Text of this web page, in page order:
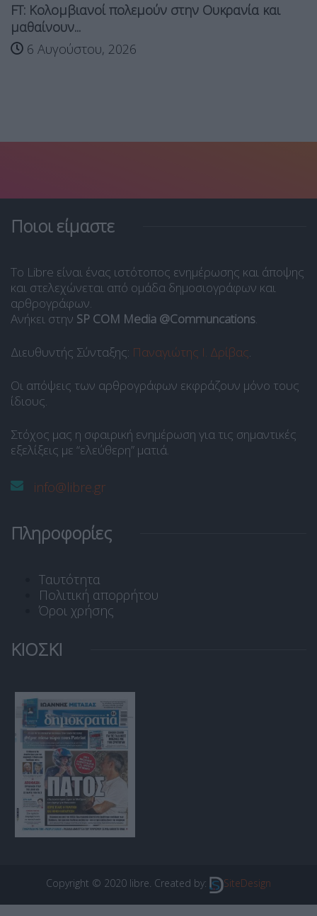
FΤ: Κολομβιανοί πολεμούν στην Ουκρανία και
μαθαίνουν...
6 Αυγούστου, 2026
Ποιοι είμαστε
Το Libre είναι ένας ιστότοπος ενημέρωσης και άποψης
και στελεχώνεται από ομάδα δημοσιογράφων και
αρθρογράφων.
Ανήκει στην SP COM Media @Communcations.
Διευθυντής Σύνταξης: Παναγιώτης Ι. Δρίβας.
Οι απόψεις των αρθρογράφων εκφράζουν μόνο τους
ίδιους.
Στόχος μας η σφαιρική ενημέρωση για τις σημαντικές
εξελίξεις με “ελεύθερη” ματιά.
info@libre.gr
Πληροφορίες
Ταυτότητα
Πολιτική απορρήτου
Όροι χρήσης
ΚΙΟΣΚΙ
Copyright © 2020 libre. Created by: SiteDesign